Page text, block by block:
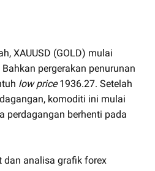
XAUUSD (GOLD) mulai
Bahkan pergerakan penurunan
low price1936.27. Setelah
komoditi ini mulai
perdagangan berhenti pada
dan analisa grafik forex